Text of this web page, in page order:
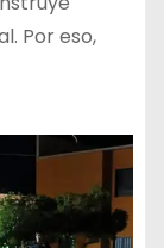
Por eso,